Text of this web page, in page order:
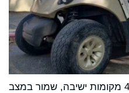
רכב תפעולי יד 2 מסוג ימאהה 4 מקומות ישיבה, שמור במצב